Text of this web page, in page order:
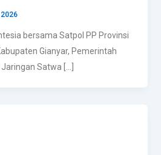
bersama Satpol PP Provinsi
Gianyar, Pemerintah
Satwa […]